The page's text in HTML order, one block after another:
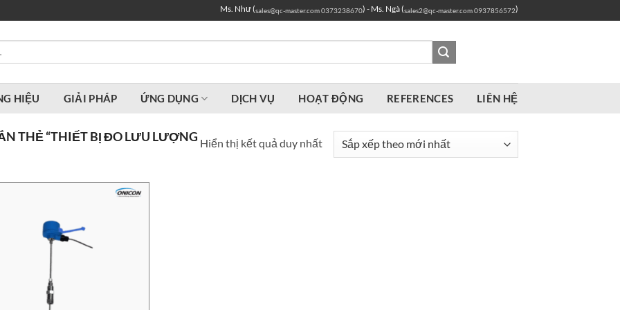
Ms. Như (sales@qc-master.com0373238670) - Ms. Ngà (sales2@qc-master.com0937856572)
HIỆU GIẢI PHÁP ỨNG DỤNG DỊCH VỤ HOẠT ĐỘNG REFERENCES LIÊN HỆ
THẺ “THIẾT BỊ ĐO LƯU LƯỢNG Hiển thị kết quả duy nhất